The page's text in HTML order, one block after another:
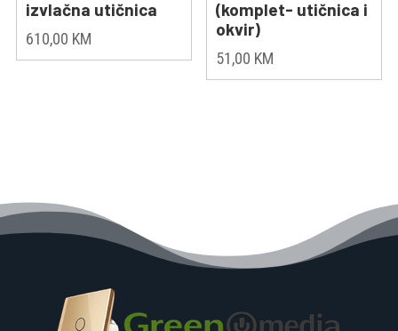
izvlačna utičnica
610,00 KM
(komplet- utičnica i
okvir)
51,00 KM